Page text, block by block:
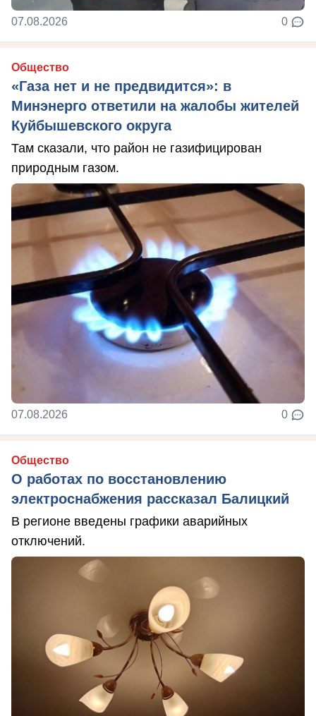
07.08.2026 0
Общество
«Газа нет и не предвидится»: в
Минэнерго ответили на жалобы жителей
Куйбышевского округа
Там сказали, что район не газифицирован
природным газом.
07.08.2026 0
Общество
О работах по восстановлению
электроснабжения рассказал Балицкий
В регионе введены графики аварийных
отключений.